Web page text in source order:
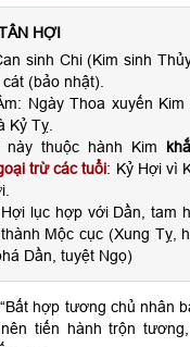
HỢI
sinh Chi (Kim sinh
(bảo nhật).
Ngày Thoa xuyến Kim
Kỷ Tỵ.
này thuộc hành Kim
trừ các tuổi: Kỷ Hợi vì
lục hợp với Dần, tam
Mộc cục (Xung Tỵ,
Dần, tuyệt Ngọ)
hợp tương chủ nhân
tiến hành trộn